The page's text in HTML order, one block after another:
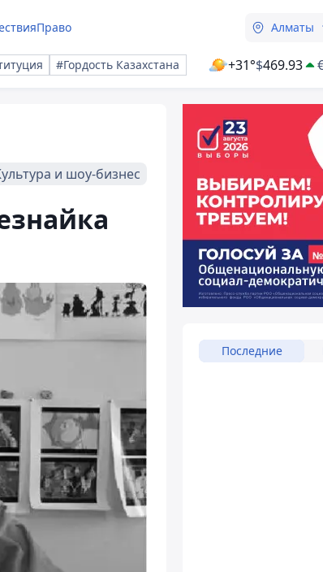
Право Алматы
#Гордость Казахстана +31°$469.93
и шоу-бизнес
Последние